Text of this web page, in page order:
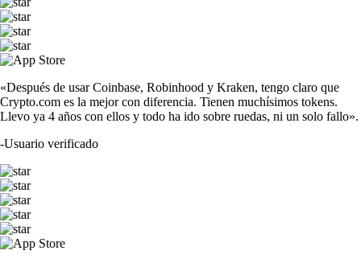
«Después de usar Coinbase, Robinhood y Kraken, tengo claro que
Crypto.com es la mejor con diferencia. Tienen muchísimos tokens.
Llevo ya 4 años con ellos y todo ha ido sobre ruedas, ni un solo fallo».
-Usuario verificado